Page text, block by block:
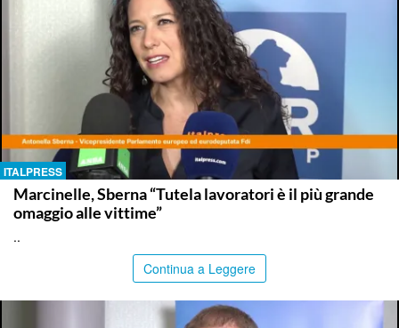
ITALPRESS
Marcinelle, Sberna “Tutela lavoratori è il più grande
omaggio alle vittime”
..
Continua a Leggere